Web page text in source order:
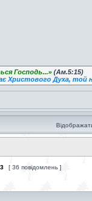
Господь...» (Ам.5:15)
Христового Духа, той
3 [ 36 повідомлень ]